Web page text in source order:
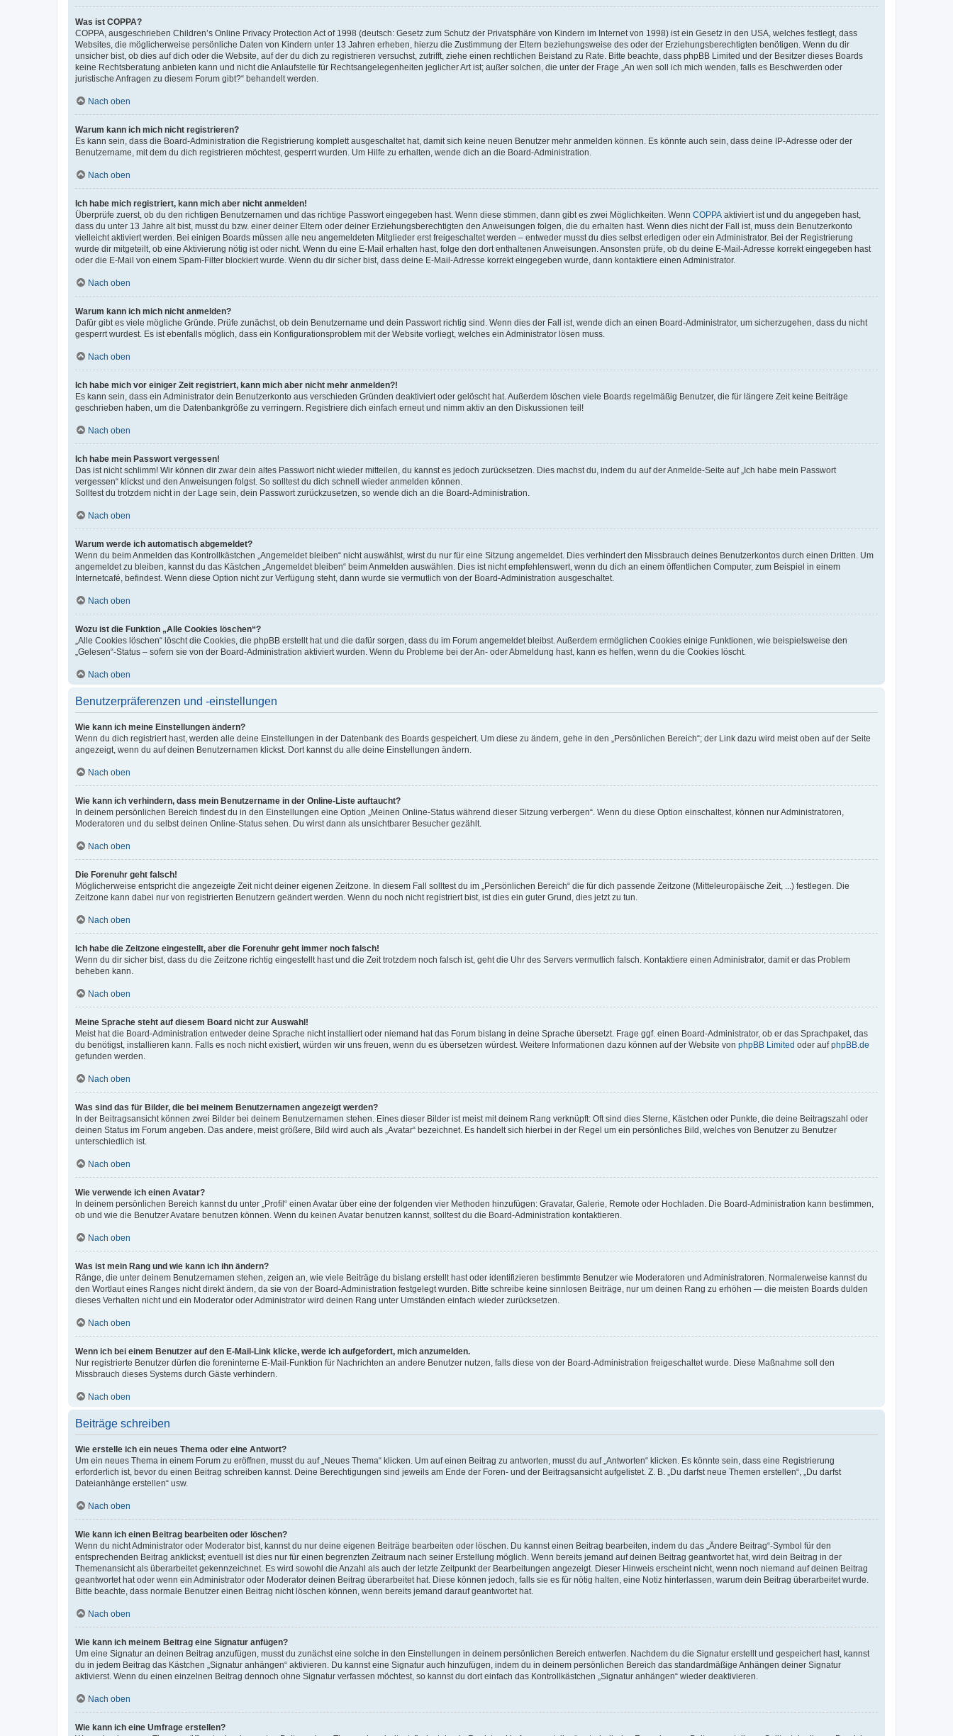
Was ist COPPA?
COPPA, ausgeschrieben Children’s Online Privacy Protection Act of 1998 (deutsch: Gesetz zum Schutz der Privatsphäre von Kindern im Internet von 1998) ist ein Gesetz in den USA, welches festlegt, dass
Websites, die möglicherweise persönliche Daten von Kindern unter 13 Jahren erheben, hierzu die Zustimmung der Eltern beziehungsweise des oder der Erziehungsberechtigten benötigen. Wenn du dir
unsicher bist, ob dies auf dich oder die Website, auf der du dich zu registrieren versuchst, zutrifft, ziehe einen rechtlichen Beistand zu Rate. Bitte beachte, dass phpBB Limited und der Besitzer dieses Boards
keine Rechtsberatung anbieten kann und nicht die Anlaufstelle für Rechtsangelegenheiten jeglicher Art ist; außer solchen, die unter der Frage „An wen soll ich mich wenden, falls es Beschwerden oder
juristische Anfragen zu diesem Forum gibt?“ behandelt werden.
Nach oben
Warum kann ich mich nicht registrieren?
Es kann sein, dass die Board-Administration die Registrierung komplett ausgeschaltet hat, damit sich keine neuen Benutzer mehr anmelden können. Es könnte auch sein, dass deine IP-Adresse oder der
Benutzername, mit dem du dich registrieren möchtest, gesperrt wurden. Um Hilfe zu erhalten, wende dich an die Board-Administration.
Nach oben
Ich habe mich registriert, kann mich aber nicht anmelden!
Überprüfe zuerst, ob du den richtigen Benutzernamen und das richtige Passwort eingegeben hast. Wenn diese stimmen, dann gibt es zwei Möglichkeiten. Wenn COPPA aktiviert ist und du angegeben hast,
dass du unter 13 Jahre alt bist, musst du bzw. einer deiner Eltern oder deiner Erziehungsberechtigten den Anweisungen folgen, die du erhalten hast. Wenn dies nicht der Fall ist, muss dein Benutzerkonto
vielleicht aktiviert werden. Bei einigen Boards müssen alle neu angemeldeten Mitglieder erst freigeschaltet werden – entweder musst du dies selbst erledigen oder ein Administrator. Bei der Registrierung
wurde dir mitgeteilt, ob eine Aktivierung nötig ist oder nicht. Wenn du eine E-Mail erhalten hast, folge den dort enthaltenen Anweisungen. Ansonsten prüfe, ob du deine E-Mail-Adresse korrekt eingegeben hast
oder die E-Mail von einem Spam-Filter blockiert wurde. Wenn du dir sicher bist, dass deine E-Mail-Adresse korrekt eingegeben wurde, dann kontaktiere einen Administrator.
Nach oben
Warum kann ich mich nicht anmelden?
Dafür gibt es viele mögliche Gründe. Prüfe zunächst, ob dein Benutzername und dein Passwort richtig sind. Wenn dies der Fall ist, wende dich an einen Board-Administrator, um sicherzugehen, dass du nicht
gesperrt wurdest. Es ist ebenfalls möglich, dass ein Konfigurationsproblem mit der Website vorliegt, welches ein Administrator lösen muss.
Nach oben
Ich habe mich vor einiger Zeit registriert, kann mich aber nicht mehr anmelden?!
Es kann sein, dass ein Administrator dein Benutzerkonto aus verschieden Gründen deaktiviert oder gelöscht hat. Außerdem löschen viele Boards regelmäßig Benutzer, die für längere Zeit keine Beiträge
geschrieben haben, um die Datenbankgröße zu verringern. Registriere dich einfach erneut und nimm aktiv an den Diskussionen teil!
Nach oben
Ich habe mein Passwort vergessen!
Das ist nicht schlimm! Wir können dir zwar dein altes Passwort nicht wieder mitteilen, du kannst es jedoch zurücksetzen. Dies machst du, indem du auf der Anmelde-Seite auf „Ich habe mein Passwort
vergessen“ klickst und den Anweisungen folgst. So solltest du dich schnell wieder anmelden können.
Solltest du trotzdem nicht in der Lage sein, dein Passwort zurückzusetzen, so wende dich an die Board-Administration.
Nach oben
Warum werde ich automatisch abgemeldet?
Wenn du beim Anmelden das Kontrollkästchen „Angemeldet bleiben“ nicht auswählst, wirst du nur für eine Sitzung angemeldet. Dies verhindert den Missbrauch deines Benutzerkontos durch einen Dritten. Um
angemeldet zu bleiben, kannst du das Kästchen „Angemeldet bleiben“ beim Anmelden auswählen. Dies ist nicht empfehlenswert, wenn du dich an einem öffentlichen Computer, zum Beispiel in einem
Internetcafé, befindest. Wenn diese Option nicht zur Verfügung steht, dann wurde sie vermutlich von der Board-Administration ausgeschaltet.
Nach oben
Wozu ist die Funktion „Alle Cookies löschen“?
„Alle Cookies löschen“ löscht die Cookies, die phpBB erstellt hat und die dafür sorgen, dass du im Forum angemeldet bleibst. Außerdem ermöglichen Cookies einige Funktionen, wie beispielsweise den
„Gelesen“-Status – sofern sie von der Board-Administration aktiviert wurden. Wenn du Probleme bei der An- oder Abmeldung hast, kann es helfen, wenn du die Cookies löscht.
Nach oben
Benutzerpräferenzen und -einstellungen
Wie kann ich meine Einstellungen ändern?
Wenn du dich registriert hast, werden alle deine Einstellungen in der Datenbank des Boards gespeichert. Um diese zu ändern, gehe in den „Persönlichen Bereich“; der Link dazu wird meist oben auf der Seite
angezeigt, wenn du auf deinen Benutzernamen klickst. Dort kannst du alle deine Einstellungen ändern.
Nach oben
Wie kann ich verhindern, dass mein Benutzername in der Online-Liste auftaucht?
In deinem persönlichen Bereich findest du in den Einstellungen eine Option „Meinen Online-Status während dieser Sitzung verbergen“. Wenn du diese Option einschaltest, können nur Administratoren,
Moderatoren und du selbst deinen Online-Status sehen. Du wirst dann als unsichtbarer Besucher gezählt.
Nach oben
Die Forenuhr geht falsch!
Möglicherweise entspricht die angezeigte Zeit nicht deiner eigenen Zeitzone. In diesem Fall solltest du im „Persönlichen Bereich“ die für dich passende Zeitzone (Mitteleuropäische Zeit, ...) festlegen. Die
Zeitzone kann dabei nur von registrierten Benutzern geändert werden. Wenn du noch nicht registriert bist, ist dies ein guter Grund, dies jetzt zu tun.
Nach oben
Ich habe die Zeitzone eingestellt, aber die Forenuhr geht immer noch falsch!
Wenn du dir sicher bist, dass du die Zeitzone richtig eingestellt hast und die Zeit trotzdem noch falsch ist, geht die Uhr des Servers vermutlich falsch. Kontaktiere einen Administrator, damit er das Problem
beheben kann.
Nach oben
Meine Sprache steht auf diesem Board nicht zur Auswahl!
Meist hat die Board-Administration entweder deine Sprache nicht installiert oder niemand hat das Forum bislang in deine Sprache übersetzt. Frage ggf. einen Board-Administrator, ob er das Sprachpaket, das
du benötigst, installieren kann. Falls es noch nicht existiert, würden wir uns freuen, wenn du es übersetzen würdest. Weitere Informationen dazu können auf der Website von phpBB Limited oder aufphpBB.de
gefunden werden.
Nach oben
Was sind das für Bilder, die bei meinem Benutzernamen angezeigt werden?
In der Beitragsansicht können zwei Bilder bei deinem Benutzernamen stehen. Eines dieser Bilder ist meist mit deinem Rang verknüpft: Oft sind dies Sterne, Kästchen oder Punkte, die deine Beitragszahl oder
deinen Status im Forum angeben. Das andere, meist größere, Bild wird auch als „Avatar“ bezeichnet. Es handelt sich hierbei in der Regel um ein persönliches Bild, welches von Benutzer zu Benutzer
unterschiedlich ist.
Nach oben
Wie verwende ich einen Avatar?
In deinem persönlichen Bereich kannst du unter „Profil“ einen Avatar über eine der folgenden vier Methoden hinzufügen: Gravatar, Galerie, Remote oder Hochladen. Die Board-Administration kann bestimmen,
ob und wie die Benutzer Avatare benutzen können. Wenn du keinen Avatar benutzen kannst, solltest du die Board-Administration kontaktieren.
Nach oben
Was ist mein Rang und wie kann ich ihn ändern?
Ränge, die unter deinem Benutzernamen stehen, zeigen an, wie viele Beiträge du bislang erstellt hast oder identifizieren bestimmte Benutzer wie Moderatoren und Administratoren. Normalerweise kannst du
den Wortlaut eines Ranges nicht direkt ändern, da sie von der Board-Administration festgelegt wurden. Bitte schreibe keine sinnlosen Beiträge, nur um deinen Rang zu erhöhen — die meisten Boards dulden
dieses Verhalten nicht und ein Moderator oder Administrator wird deinen Rang unter Umständen einfach wieder zurücksetzen.
Nach oben
Wenn ich bei einem Benutzer auf den E-Mail-Link klicke, werde ich aufgefordert, mich anzumelden.
Nur registrierte Benutzer dürfen die foreninterne E-Mail-Funktion für Nachrichten an andere Benutzer nutzen, falls diese von der Board-Administration freigeschaltet wurde. Diese Maßnahme soll den
Missbrauch dieses Systems durch Gäste verhindern.
Nach oben
Beiträge schreiben
Wie erstelle ich ein neues Thema oder eine Antwort?
Um ein neues Thema in einem Forum zu eröffnen, musst du auf „Neues Thema“ klicken. Um auf einen Beitrag zu antworten, musst du auf „Antworten“ klicken. Es könnte sein, dass eine Registrierung
erforderlich ist, bevor du einen Beitrag schreiben kannst. Deine Berechtigungen sind jeweils am Ende der Foren- und der Beitragsansicht aufgelistet. Z. B. „Du darfst neue Themen erstellen“, „Du darfst
Dateianhänge erstellen“ usw.
Nach oben
Wie kann ich einen Beitrag bearbeiten oder löschen?
Wenn du nicht Administrator oder Moderator bist, kannst du nur deine eigenen Beiträge bearbeiten oder löschen. Du kannst einen Beitrag bearbeiten, indem du das „Ändere Beitrag“-Symbol für den
entsprechenden Beitrag anklickst; eventuell ist dies nur für einen begrenzten Zeitraum nach seiner Erstellung möglich. Wenn bereits jemand auf deinen Beitrag geantwortet hat, wird dein Beitrag in der
Themenansicht als überarbeitet gekennzeichnet. Es wird sowohl die Anzahl als auch der letzte Zeitpunkt der Bearbeitungen angezeigt. Dieser Hinweis erscheint nicht, wenn noch niemand auf deinen Beitrag
geantwortet hat oder wenn ein Administrator oder Moderator deinen Beitrag überarbeitet hat. Diese können jedoch, falls sie es für nötig halten, eine Notiz hinterlassen, warum dein Beitrag überarbeitet wurde.
Bitte beachte, dass normale Benutzer einen Beitrag nicht löschen können, wenn bereits jemand darauf geantwortet hat.
Nach oben
Wie kann ich meinem Beitrag eine Signatur anfügen?
Um eine Signatur an deinen Beitrag anzufügen, musst du zunächst eine solche in den Einstellungen in deinem persönlichen Bereich entwerfen. Nachdem du die Signatur erstellt und gespeichert hast, kannst
du in jedem Beitrag das Kästchen „Signatur anhängen“ aktivieren. Du kannst eine Signatur auch hinzufügen, indem du in deinem persönlichen Bereich das standardmäßige Anhängen deiner Signatur
aktivierst. Wenn du einen einzelnen Beitrag dennoch ohne Signatur verfassen möchtest, so kannst du dort einfach das Kontrollkästchen „Signatur anhängen“ wieder deaktivieren.
Nach oben
Wie kann ich eine Umfrage erstellen?